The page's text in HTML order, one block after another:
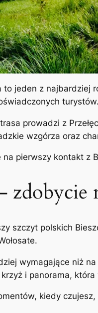
to jeden z
turystów.
prowadzi z
wzgórza oraz
na pierwszy kontakt z
zdobycie
szczyt polskich
wymagające niż
i panorama,
kiedy czujesz,